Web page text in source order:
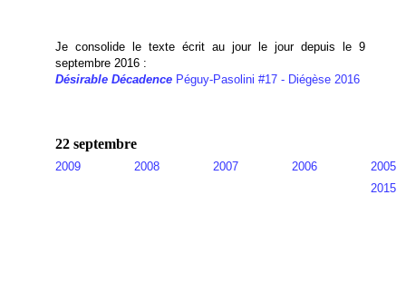
Je consolide le texte écrit au jour le jour depuis le 9
septembre 2016 :
Désirable DécadencePéguy-Pasolini #17 - Diégèse 2016
22 septembre
2009 2008 2007 2006
2005
2015